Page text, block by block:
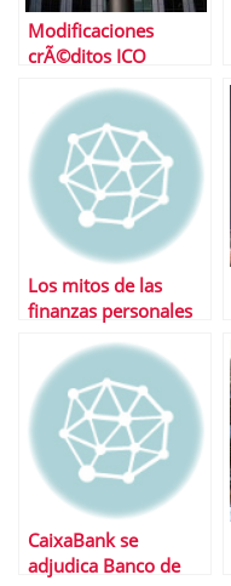
Modificaciones
crÃ©ditos ICO
El ICO esta igual de
nervioso que el
mercado
Los mitos de las
finanzas personales
CaixaBank se
adjudica Banco de